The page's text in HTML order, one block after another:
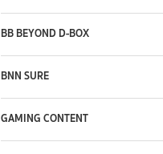
BB BEYOND D-BOX
BNN SURE
GAMING CONTENT